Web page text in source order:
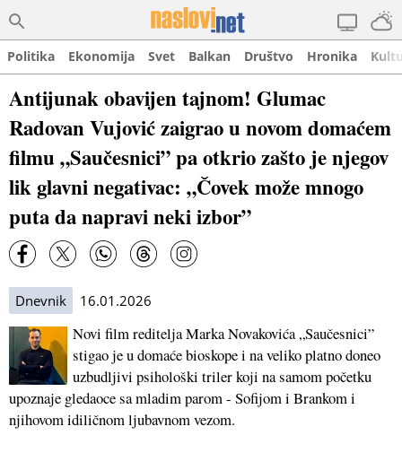
Politika Ekonomija Svet Balkan Društvo Hronika
Antijunak obavijen tajnom! Glumac
Radovan Vujović zaigrao u novom domaćem
filmu „Saučesnici” pa otkrio zašto je njegov
lik glavni negativac: „Čovek može mnogo
puta da napravi neki izbor”
Dnevnik 16.01.2026
Novi film reditelja Marka Novakovića „Saučesnici”
stigao je u domaće bioskope i na veliko platno doneo
uzbudljivi psihološki triler koji na samom početku
upoznaje gledaoce sa mladim parom - Sofijom i Brankom i
njihovom idiličnom ljubavnom vezom.